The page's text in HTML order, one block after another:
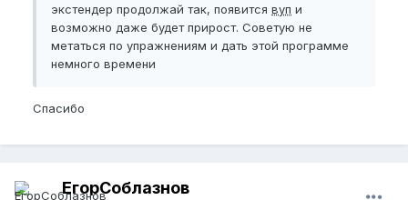
экстендер продолжай так, появится вуп и
возможно даже будет прирост. Советую не
метаться по упражнениям и дать этой программе
немного времени
Спасибо
ЕгорСоблазнов